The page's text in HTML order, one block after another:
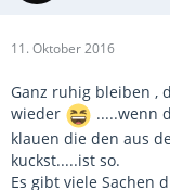
11. Oktober 2016
Ganz ruhig bleiben ,
wieder
.....wenn
klauen die den aus
kuckst.....ist so.
Es gibt viele Sachen